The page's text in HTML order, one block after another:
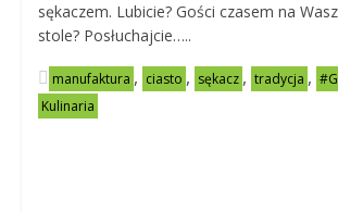
sękaczem. Lubicie? Gości czasem na
stole? Posłuchajcie…..
manufaktura , ciasto , sękacz , tradycja ,
Kulinaria